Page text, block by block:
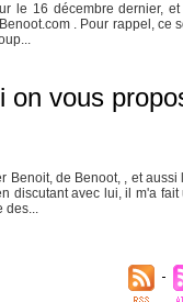
le 16 décembre dernier,
. Pour rappel,
on vous
Benoit, de Benoot, , et
discutant avec lui, il m'a
des...